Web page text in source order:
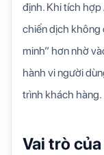
định. Khi tích hợp
chiến dịch không
minh” hơn nhờ
hành vi người
trình khách hàng.
Vai trò